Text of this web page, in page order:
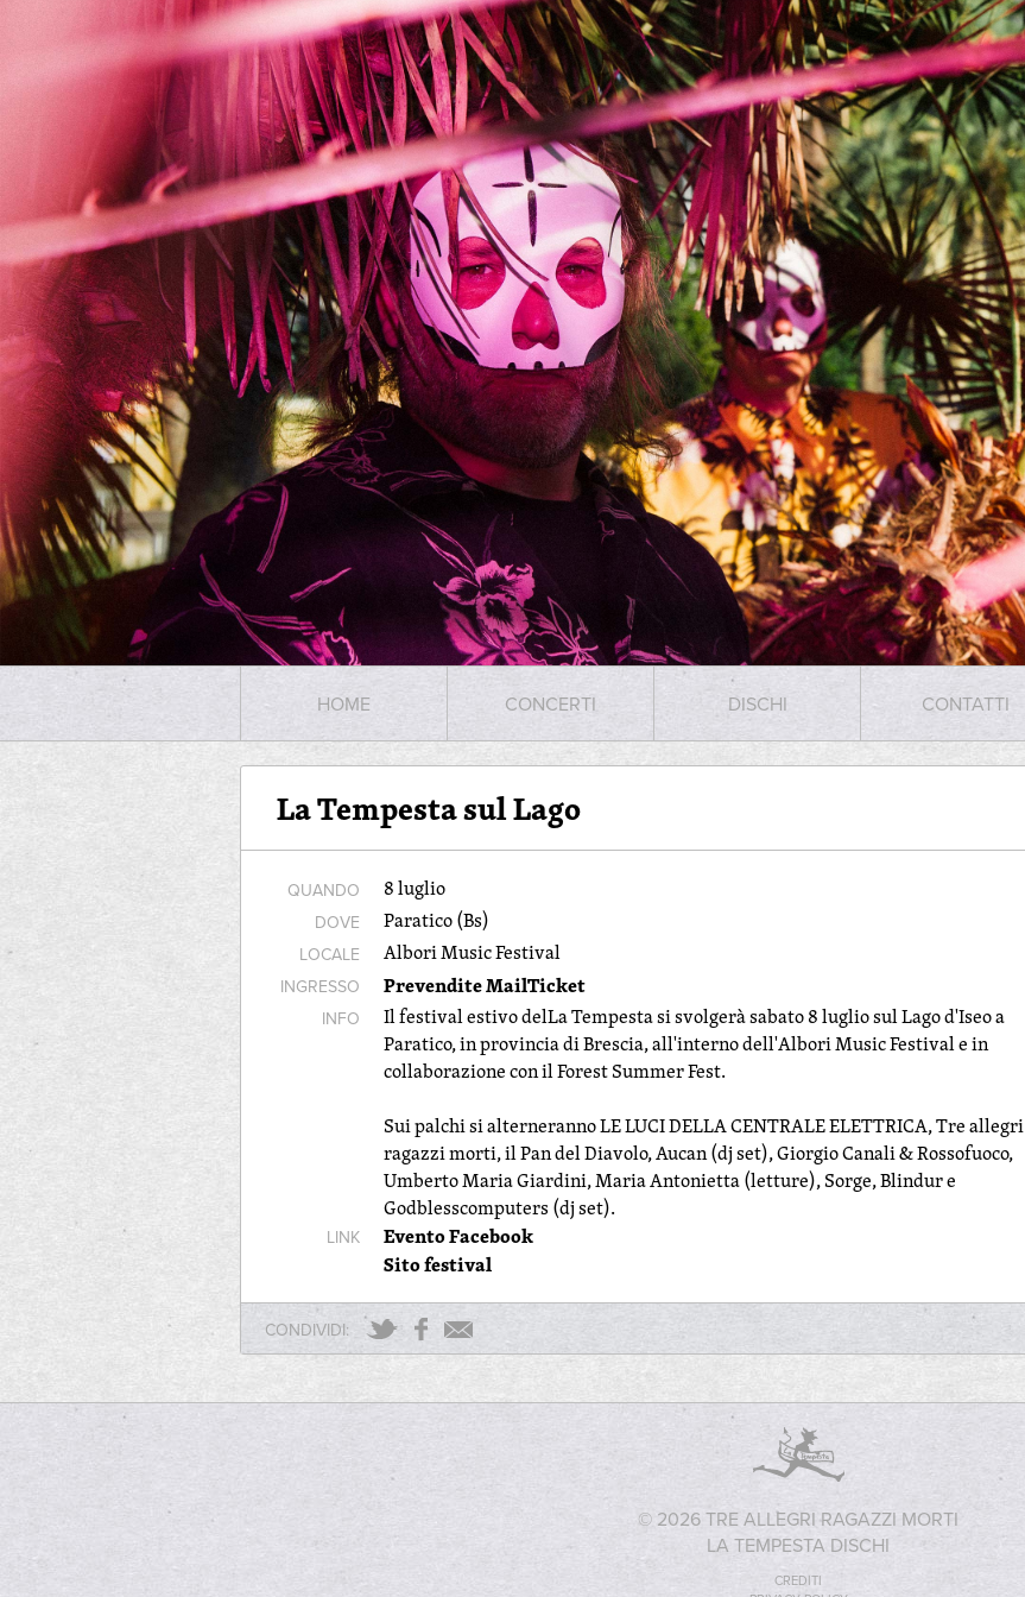
HOME CONCERTI DISCHI CONTATTI
La Tempesta sul Lago
QUANDO 8 luglio
DOVE Paratico (Bs)
LOCALE Albori Music Festival
INGRESSO Prevendite MailTicket
INFO
Il festival estivo delLa Tempesta si svolgerà sabato 8 luglio sul Lago d'Iseo a
Paratico, in provincia di Brescia, all'interno dell'Albori Music Festival e in
collaborazione con il Forest Summer Fest.
Sui palchi si alterneranno LE LUCI DELLA CENTRALE ELETTRICA, Tre allegri
ragazzi morti, il Pan del Diavolo, Aucan (dj set), Giorgio Canali & Rossofuoco,
Umberto Maria Giardini, Maria Antonietta (letture), Sorge, Blindur e
Godblesscomputers (dj set).
LINK
Evento Facebook
Sito festival
CONDIVIDI:
© 2026 TRE ALLEGRI RAGAZZI MORTI
LA TEMPESTA DISCHI
CREDITI